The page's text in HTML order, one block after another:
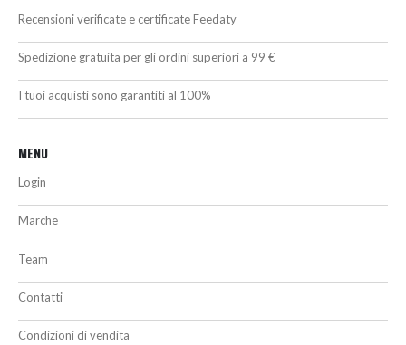
Recensioni verificate e certificate Feedaty
Spedizione gratuita per gli ordini superiori a 99 €
I tuoi acquisti sono garantiti al 100%
MENU
Login
Marche
Team
Contatti
Condizioni di vendita